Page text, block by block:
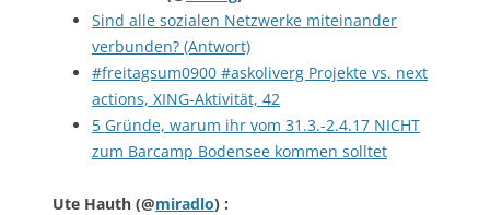
Sind alle sozialen Netzwerke miteinander
verbunden? (Antwort)
#freitagsum0900 #askoliverg Projekte vs. next
actions, XING-Aktivität, 42
5 Gründe, warum ihr vom 31.3.-2.4.17 NICHT
zum Barcamp Bodensee kommen solltet
Ute Hauth (@miradlo) :